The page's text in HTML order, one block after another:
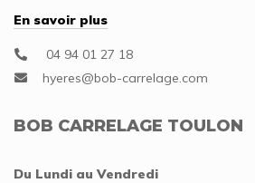
En savoir plus
04 94 01 27 18
BOB CARRELAGE TOULON
Du Lundi au Vendredi